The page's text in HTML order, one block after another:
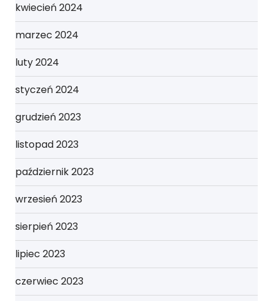
kwiecień 2024
marzec 2024
luty 2024
styczeń 2024
grudzień 2023
listopad 2023
październik 2023
wrzesień 2023
sierpień 2023
lipiec 2023
czerwiec 2023